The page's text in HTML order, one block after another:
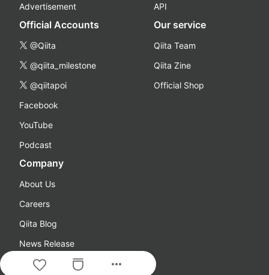
more_horiz
Advertisement
API
Official Accounts
@Qiita
@qiita_milestone
@qiitapoi
Facebook
YouTube
Podcast
Our service
Qiita Team
Qiita Zine
Official Shop
Company
About Us
Careers
Qiita Blog
News Release